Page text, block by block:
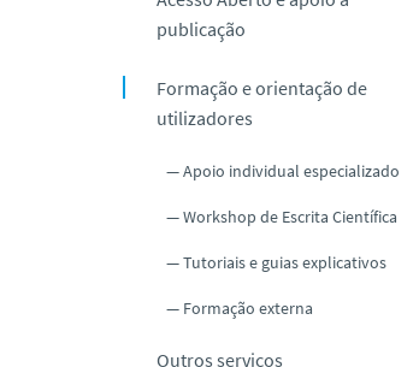
publicação
Formação e orientação de
utilizadores
Apoio individual especializado
Workshop de Escrita Científica
Tutoriais e guias explicativos
Formação externa
Outros serviços